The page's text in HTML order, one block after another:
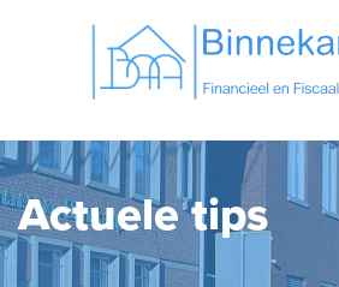
Actuele tips